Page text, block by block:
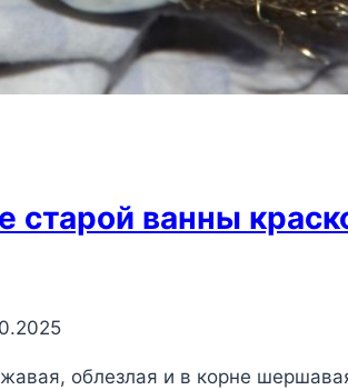
старой ванны
облезлая и в корне